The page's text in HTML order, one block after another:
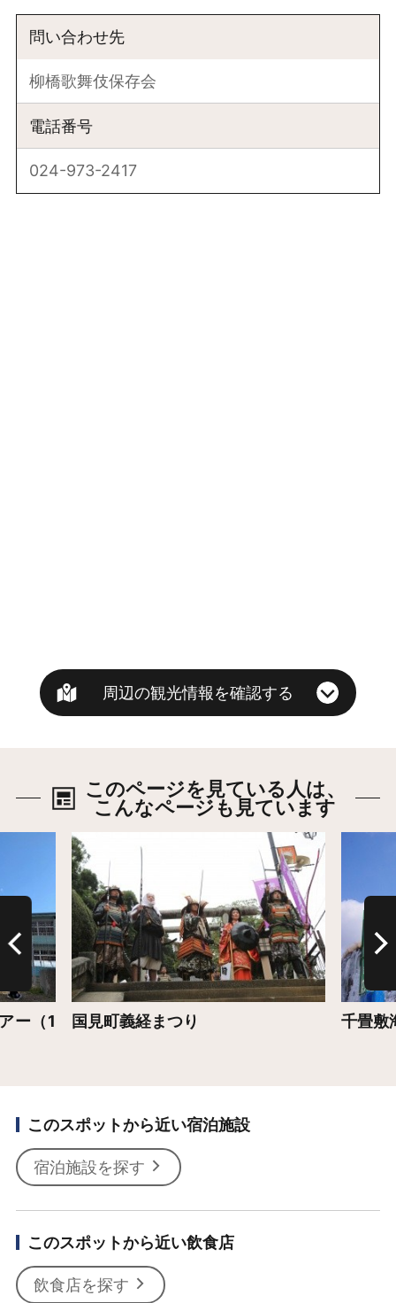
問い合わせ先
柳橋歌舞伎保存会
電話番号
024-973-2417
周辺の観光情報を確認する
このページを見ている人は、
こんなページも見ています
ー（1 国見町義経まつり
詳細はこちら
千畳敷
このスポットから近い宿泊施設
宿泊施設を探す
このスポットから近い飲食店
飲食店を探す